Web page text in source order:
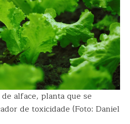
alface, planta que se
de toxicidade (Foto: Daniel